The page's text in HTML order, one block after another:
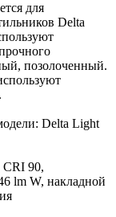
для
Delta
позолоченный.
Delta Light
90,
lm W, накладной